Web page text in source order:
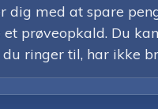
dig med at spare
prøveopkald. Du
du ringer til, har ikke